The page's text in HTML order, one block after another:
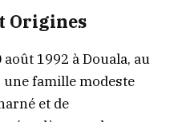
Origines
1992 à Douala, au
famille modeste
et de